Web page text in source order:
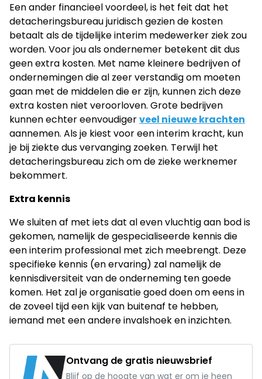
Een ander financieel voordeel, is het feit dat het
detacheringsbureau juridisch gezien de kosten
betaalt als de tijdelijke interim medewerker ziek zou
worden. Voor jou als ondernemer betekent dit dus
geen extra kosten. Met name kleinere bedrijven of
ondernemingen die al zeer verstandig om moeten
gaan met de middelen die er zijn, kunnen zich deze
extra kosten niet veroorloven. Grote bedrijven
kunnen echter eenvoudigerveel nieuwe krachten
aannemen. Als je kiest voor een interim kracht, kun
je bij ziekte dus vervanging zoeken. Terwijl het
detacheringsbureau zich om de zieke werknemer
bekommert.
Extra kennis
We sluiten af met iets dat al even vluchtig aan bod is
gekomen, namelijk de gespecialiseerde kennis die
een interim professional met zich meebrengt. Deze
specifieke kennis (en ervaring) zal namelijk de
kennisdiversiteit van de onderneming ten goede
komen. Het zal je organisatie goed doen om eens in
de zoveel tijd een kijk van buitenaf te hebben,
iemand met een andere invalshoek en inzichten.
Ontvang de gratis nieuwsbrief
Blijf op de hoogte van wat er om je heen